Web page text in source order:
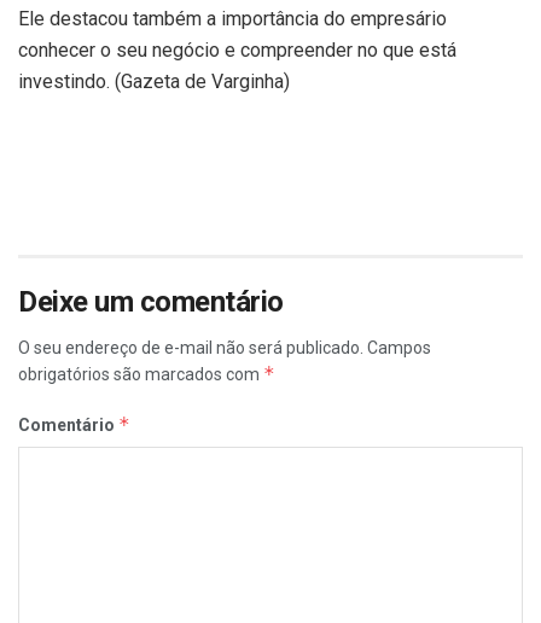
Ele destacou também a importância do empresário
conhecer o seu negócio e compreender no que está
investindo. (Gazeta de Varginha)
Deixe um comentário
O seu endereço de e-mail não será publicado. Campos
obrigatórios são marcados com *
Comentário *